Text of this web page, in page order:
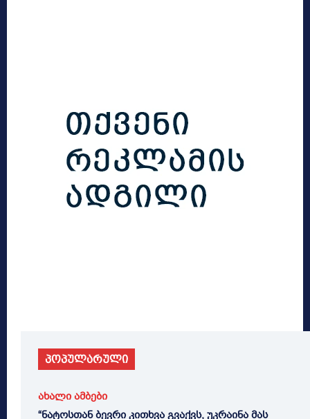
პოპულარული
ახალი ამბები
“ნატოსთან ბევრი კითხვა გვაქვს, უკრაინა მას